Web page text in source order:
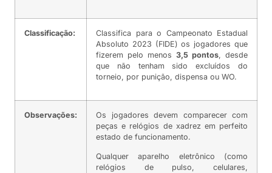
Classificação:
Classifica para o Campeonato Estadual
Absoluto 2023 (FIDE) os jogadores que
fizerem pelo menos 3,5 pontos, desde
que não tenham sido excluídos do
torneio, por punição, dispensa ou WO.
Observações:
Os jogadores devem comparecer com
peças e relógios de xadrez em perfeito
estado de funcionamento.
Qualquer aparelho eletrônico (como
relógios de pulso, celulares,